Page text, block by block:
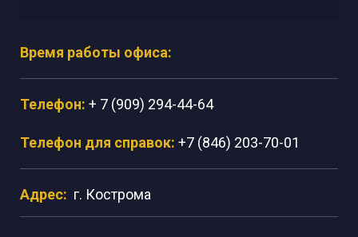
Время работы офиса:
Телефон: + 7 (909) 294-44-64
Телефон для справок: +7 (846) 203-70-01
Адрес: г. Кострома